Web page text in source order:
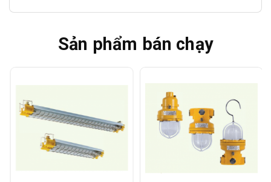
Sản phẩm bán chạy